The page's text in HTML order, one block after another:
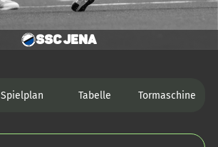
SSC Jena
Spielplan Tabelle Tormaschine